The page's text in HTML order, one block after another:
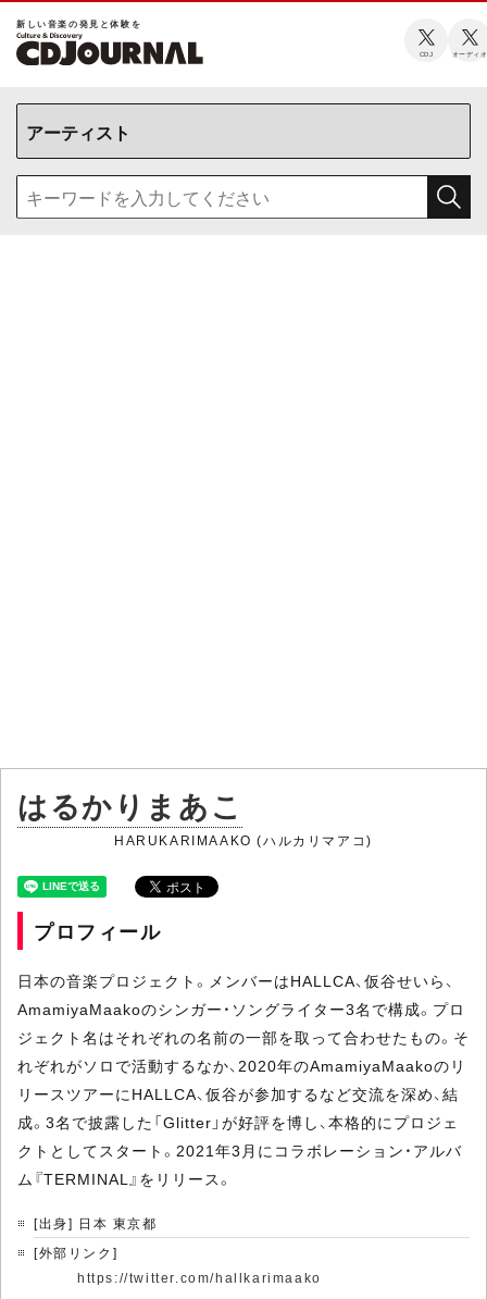
新しい⾳楽の発⾒と体験を
CDJ オーディオ
はるかりまあこ
HARUKARIMAAKO (ハルカリマアコ)
プロフィール
日本の音楽プロジェクト。メンバーはHALLCA、仮谷せいら、
AmamiyaMaakoのシンガー・ソングライター3名で構成。プロ
ジェクト名はそれぞれの名前の一部を取って合わせたもの。そ
れぞれがソロで活動するなか、2020年のAmamiyaMaakoのリ
リースツアーにHALLCA、仮谷が参加するなど交流を深め、結
成。3名で披露した「Glitter」が好評を博し、本格的にプロジェ
クトとしてスタート。2021年3月にコラボレーション・アルバ
ム『TERMINAL』をリリース。
[出身] 日本 東京都
[外部リンク]
https://twitter.com/hallkarimaako